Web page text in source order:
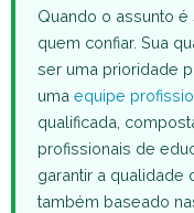
Quando o assunto
quem confiar. Sua
ser uma prioridade
uma equipe
qualificada,
profissionais de
garantir a qualidade
também baseado